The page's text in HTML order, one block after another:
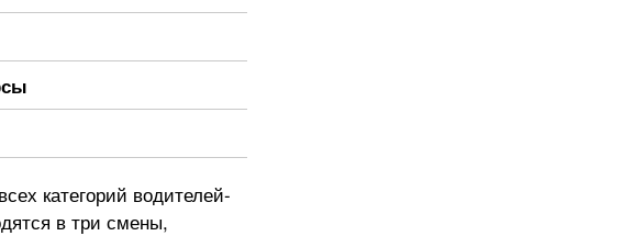
категорий водителей-
в три смены,